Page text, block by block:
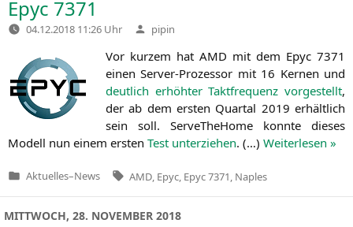
Epyc 7371
04.12.2018 11:26 Uhr Verfasst
von
pipin
Vor kur­zem hat AMD mit dem Epyc 7371
einen Ser­ver-Pro­zes­sor mit 16 Ker­nen und
deut­lich erhöh­ter Takt­fre­quenz vor­ge­stellt,
der ab dem ers­ten Quar­tal 2019 erhält­lich
sein soll. Ser­ve­The­Home konn­te die­ses
Modell nun einem ers­ten Test unter­zie­hen. (…) Wei­ter­le­sen »
Veröffentlicht
Aktuelles–News Tags:
AMD Epyc Epyc 7371 Naples
MITTWOCH, 28. NOVEMBER 2018